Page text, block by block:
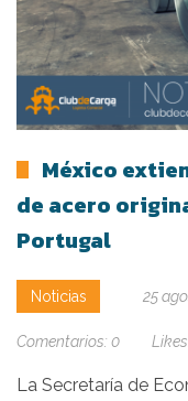
México
de acero
Portugal
Noticias 25
Comentarios: 0
La Secretaría de